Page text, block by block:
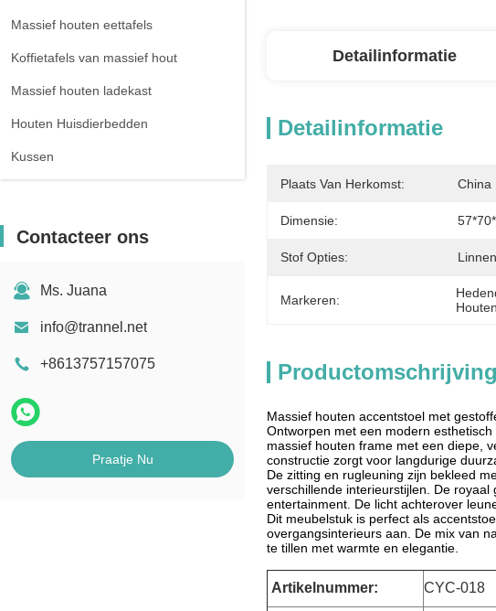
Massief houten eettafels
Koffietafels van massief hout
Massief houten ladekast
Houten Huisdierbedden
Kussen
Contacteer ons
Ms. Juana
info@trannel.net
+8613757157075
Praatje Nu
Detailinformatie
Detailinformatie
Plaats Van Herkomst: China
Dimensie:
Stof Opties:
Markeren:
Productomschrijving
Massief houten accentstoel met
Ontworpen met een modern
massief houten frame met een diepe,
constructie zorgt voor langdurige
De zitting en rugleuning zijn bekleed
verschillende interieurstijlen. De
entertainment. De licht achterover
Dit meubelstuk is perfect als
overgangsinterieurs aan. De mix van
te tillen met warmte en elegantie.
Artikelnummer: CYC-018